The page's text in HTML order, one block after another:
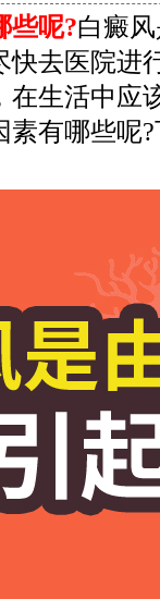
些呢?白癜
快去医院进
在生活中应
有哪些呢